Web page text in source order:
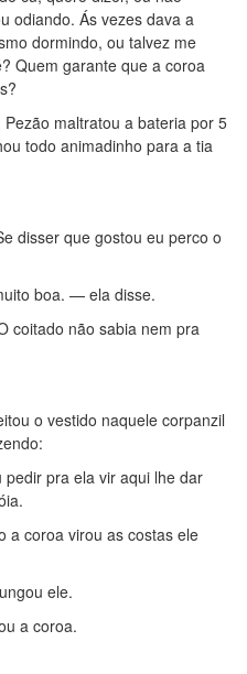
odiando. Ás vezes dava a
dormindo, ou talvez me
Quem garante que a coroa
maltratou a bateria por 5
todo animadinho para a tia
disser que gostou eu perco o
boa. — ela disse.
coitado não sabia nem pra
o vestido naquele corpanzil
pra ela vir aqui lhe dar
a coroa virou as costas ele
ele.
a coroa.